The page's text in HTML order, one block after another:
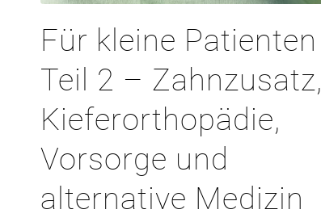
Für kleine Patienten
Teil 2 – Zahnzusatz,
Kieferorthopädie,
Vorsorge und
alternative Medizin